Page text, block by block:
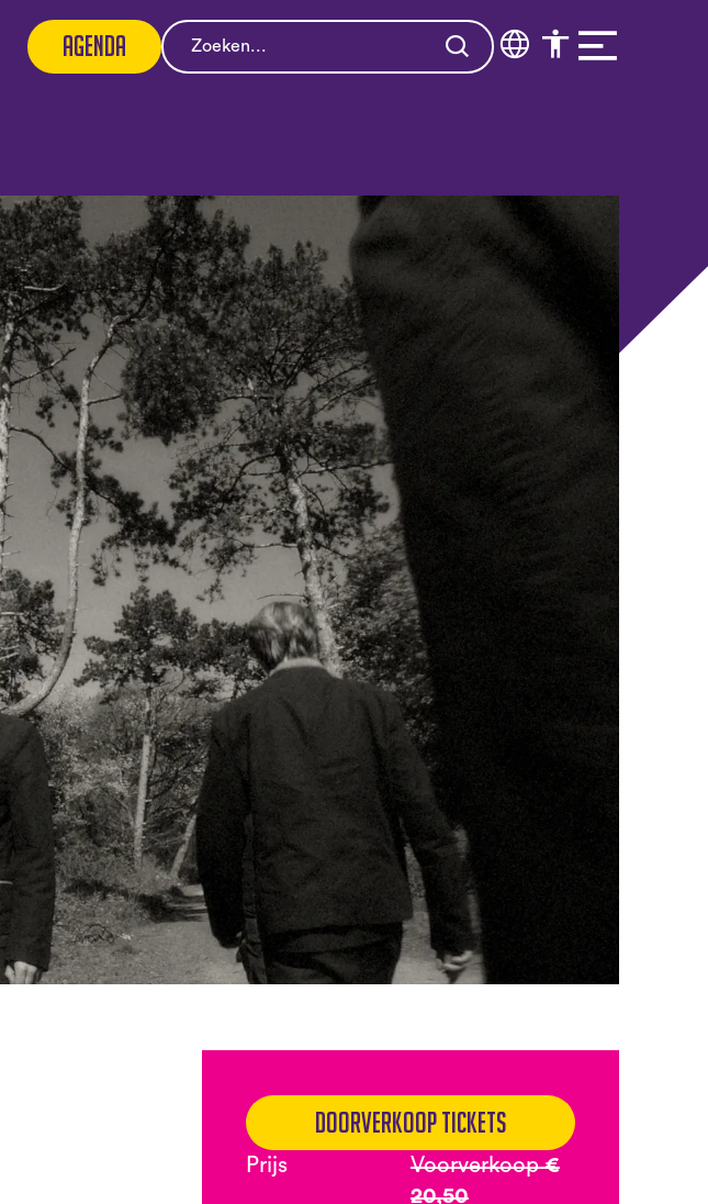
Agenda
Doorverkoop tickets
Prijs Voorverkoop€
20,50